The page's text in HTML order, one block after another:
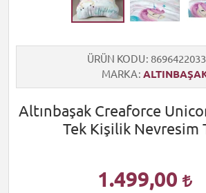
ÜRÜN KODU
MARKA
Altınbaşak Creaforce
Tek Kişilik Nevresim
1.499,00